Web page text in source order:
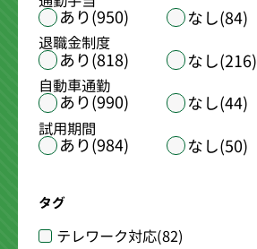
あり(950) なし(84)
退職金制度
あり(818) なし(216)
自動車通勤
あり(990) なし(44)
試用期間
あり(984) なし(50)
タグ
テレワーク対応(82)